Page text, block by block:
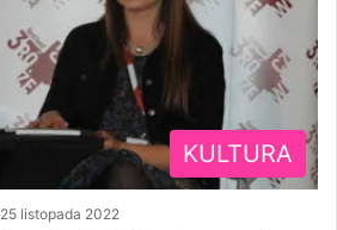
KULTURA
25 listopada 2022